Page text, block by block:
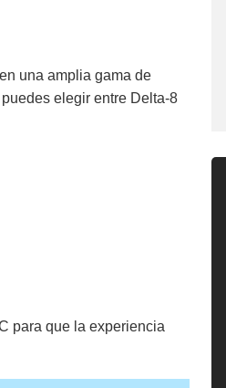
una amplia gama de
elegir entre Delta-8
para que la experiencia